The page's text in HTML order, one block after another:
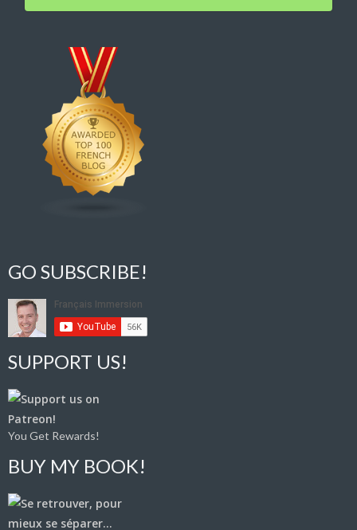
GO SUBSCRIBE!
SUPPORT US!
You Get Rewards!
BUY MY BOOK!